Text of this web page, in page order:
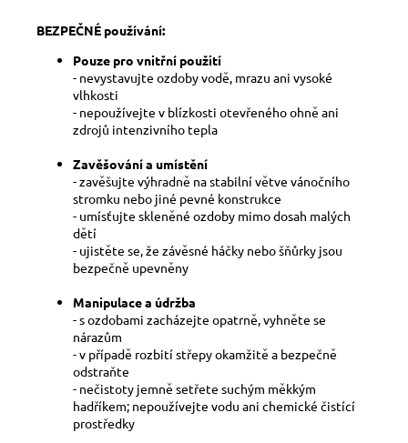
BEZPEČNÉ používání:
Pouze pro vnitřní použití
- nevystavujte ozdoby vodě, mrazu ani vysoké
vlhkosti
- nepoužívejte v blízkosti otevřeného ohně ani
zdrojů intenzivního tepla
Zavěšování a umístění
- zavěšujte výhradně na stabilní větve vánočního
stromku nebo jiné pevné konstrukce
- umísťujte skleněné ozdoby mimo dosah malých
dětí
- ujistěte se, že závěsné háčky nebo šňůrky jsou
bezpečně upevněny
Manipulace a údržba
- s ozdobami zacházejte opatrně, vyhněte se
nárazům
- v případě rozbití střepy okamžitě a bezpečně
odstraňte
- nečistoty jemně setřete suchým měkkým
hadříkem; nepoužívejte vodu ani chemické čistící
prostředky